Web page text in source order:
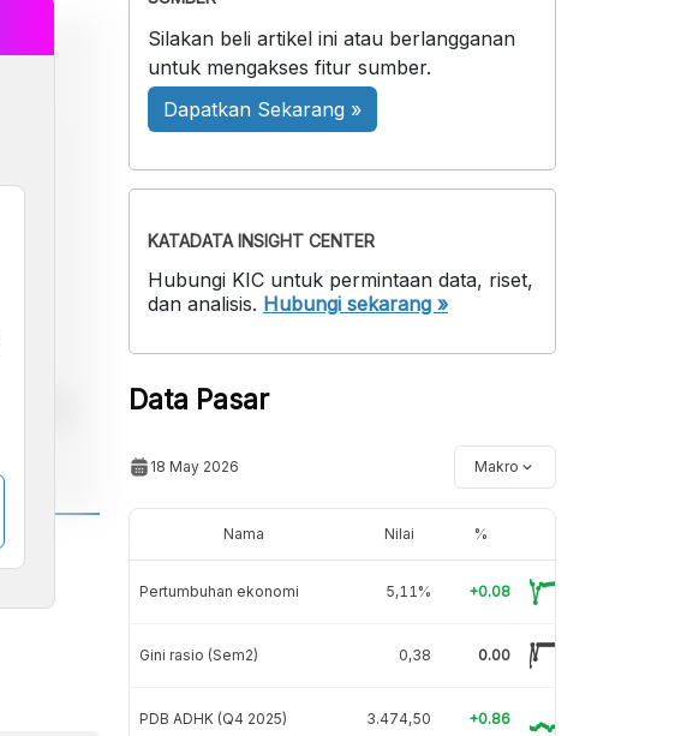
Silakan beli artikel ini atau berlangganan
untuk mengakses fitur sumber.
Dapatkan Sekarang »
KATADATA INSIGHT CENTER
Hubungi KIC untuk permintaan data, riset,
dan analisis. Hubungi sekarang »
Data Pasar
18 May 2026 Makro
Nama Nilai %
Pertumbuhan ekonomi 5,11% +0.08
Gini rasio (Sem2) 0,38 0.00
PDB ADHK (Q4 2025) 3.474,50 +0.86